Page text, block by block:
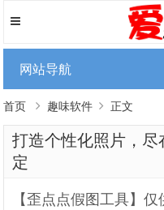
网站导航
首页 趣味软件 正文
打造个性化照片，
定
【歪点点假图工具】